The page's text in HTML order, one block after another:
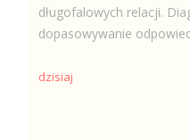
długofalowych relacji.
dopasowywanie
dzisiaj